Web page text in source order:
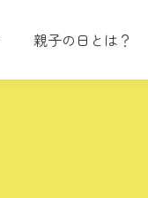
親子の日とは？